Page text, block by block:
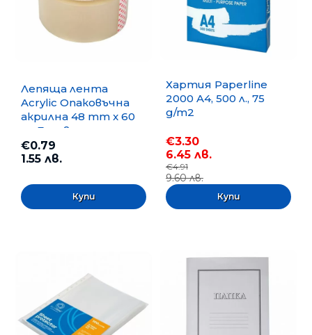
Лепяща лента
Acrylic Опаковъчна
акрилна 48 mm x 60
m, Безцветна
€0.79
1.55 лв.
Хартия Paperline
2000 A4, 500 л., 75
g/m2
€3.30
6.45 лв.
€4.91
9.60 лв.